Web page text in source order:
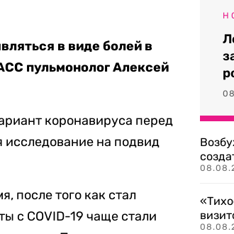
в виде болей в
пульмонолог Алексей
коронавируса перед
исследование на подвид
после того как стал
с COVID-19 чаще стали